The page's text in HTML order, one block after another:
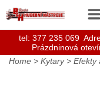
Home > Kytary> Efekty
tel: 377 235 069
Prázdninová